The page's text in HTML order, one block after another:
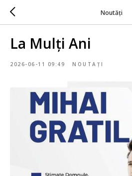
Noutăți
La Mulți Ani
2026-06-11 09:49 NOUTAȚI